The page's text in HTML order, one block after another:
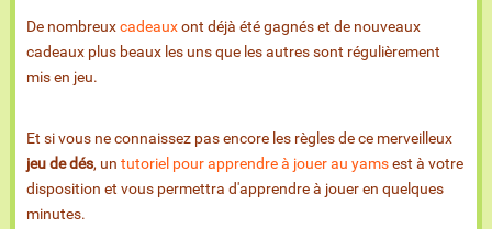
De nombreuxcadeauxont déjà été gagnés et de nouveaux
cadeaux plus beaux les uns que les autres sont régulièrement
mis en jeu.
Et si vous ne connaissez pas encore les règles de ce merveilleux
jeu de dés, un tutoriel pour apprendre à jouer au yamsest à votre
disposition et vous permettra d'apprendre à jouer en quelques
minutes.